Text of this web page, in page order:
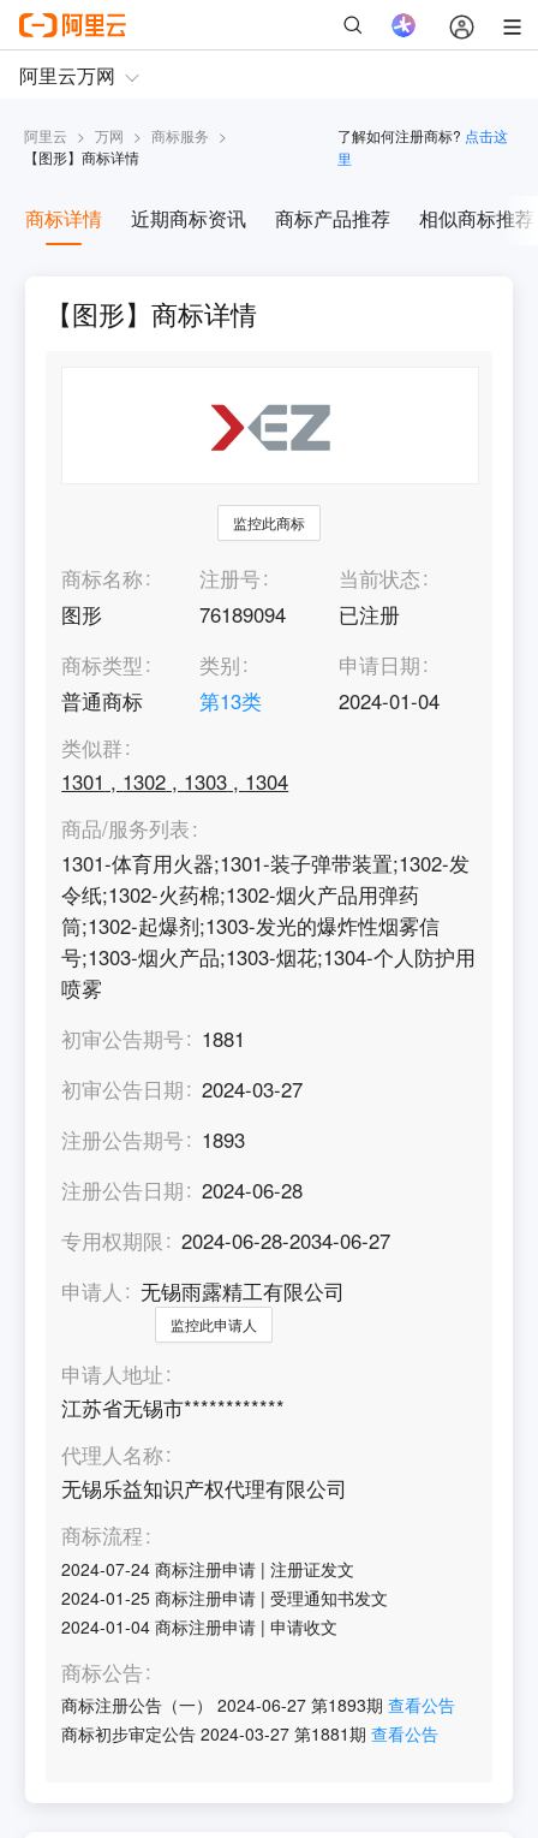
阿里云 > 万网 > 商标服务 >
【图形】商标详情
了解如何注册商标? 点击这
里
商标详情 近期商标资讯 商标产品推荐 相似商标推荐
【图形】商标详情
监控此商标
商标名称
图形
注册号
76189094
当前状态
已注册
商标类型
普通商标
类别
第13类
申请日期
2024-01-04
类似群
1301 , 1302 , 1303 , 1304
商品/服务列表
1301-体育用火器;1301-装子弹带装置;1302-发
令纸;1302-火药棉;1302-烟火产品用弹药
筒;1302-起爆剂;1303-发光的爆炸性烟雾信
号;1303-烟火产品;1303-烟花;1304-个人防护用
喷雾
初审公告期号
1881
初审公告日期
2024-03-27
注册公告期号
1893
注册公告日期
2024-06-28
专用权期限
2024-06-28-2034-06-27
申请人
无锡雨露精工有限公司
监控此申请人
申请人地址
江苏省无锡市************
代理人名称
无锡乐益知识产权代理有限公司
商标流程
2024-07-24 商标注册申请 |注册证发文
2024-01-25 商标注册申请 |受理通知书发文
2024-01-04 商标注册申请 |申请收文
商标公告
商标注册公告（一） 2024-06-27 第1893期 查看公告
商标初步审定公告 2024-03-27 第1881期 查看公告